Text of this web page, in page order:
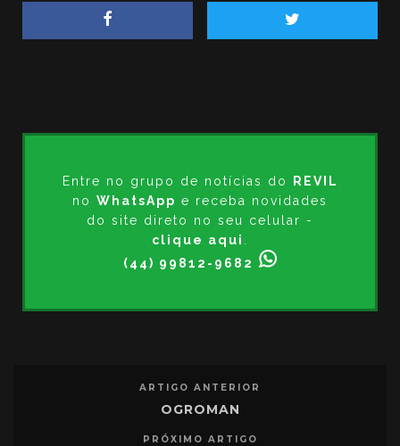
Entre no grupo de notícias do
REVIL
no WhatsApp e receba novidades
do site direto no seu celular -
clique aqui
(44) 99812-9682
ARTIGO ANTERIOR
OGROMAN
PRÓXIMO ARTIGO